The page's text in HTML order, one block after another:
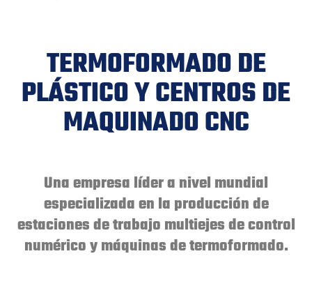
TERMOFORMADO DE
PLÁSTICO Y CENTROS DE
MAQUINADO CNC
Una empresa líder a nivel mundial
especializada en la producción de
estaciones de trabajo multiejes de control
numérico y máquinas de termoformado.